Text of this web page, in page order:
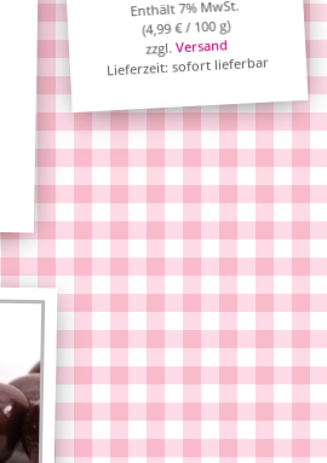
Enthält 7% MwSt.
(4,99€/ 100 g)
zzgl.Versand
Lieferzeit: sofort lieferbar